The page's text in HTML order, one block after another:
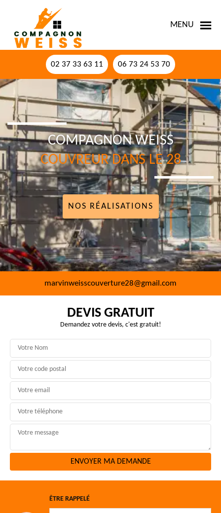
MENU
02 37 33 63 11 06 73 24 53 70
COMPAGNON WEISS
COUVREUR DANS LE 28
NOS RÉALISATIONS
marvinweisscouverture28@gmail.com
DEVIS GRATUIT
Demandez votre devis, c'est gratuit!
ÊTRE RAPPELÉ